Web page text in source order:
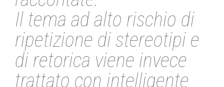
Il tema ad alto rischio di
ripetizione di stereotipi e
di retorica viene invece
trattato con intelligente